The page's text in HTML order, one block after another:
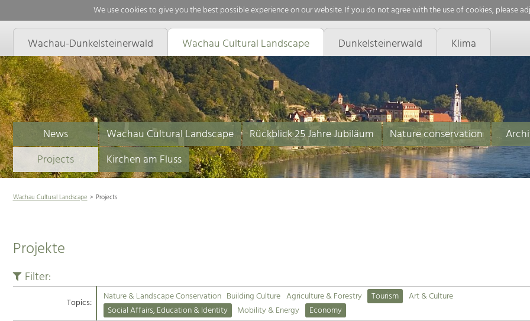
We use cookies to give you the best possible experience on our website. If you do not agree with the use of cookies, please
Wachau-Dunkelsteinerwald Wachau Cultural Landscape Dunkelsteinerwald Klima
News Wachau Cultural Landscape Rückblick 25 Jahre Jubiläum Nature conservation
Projects
Kirchen am Fluss
Wachau Cultural Landscape Projects
Projekte
Filter:
Topics: Nature & Landscape Conservation Building Culture Agriculture & Forestry Tourism
Art & Culture
Social Affairs, Education & Identity
Mobility & Energy
Economy